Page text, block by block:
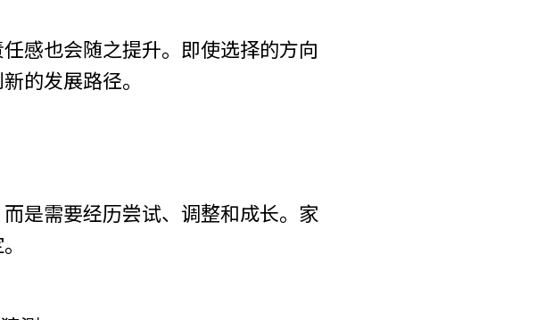
感也会随之提升。即使选择的方向
的发展路径。
是需要经历尝试、调整和成长。家